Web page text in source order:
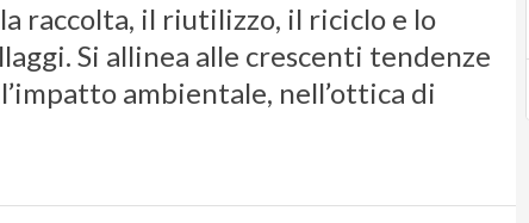
raccolta, il riutilizzo, il riciclo e lo
Si allinea alle crescenti tendenze
ambientale, nell’ottica di